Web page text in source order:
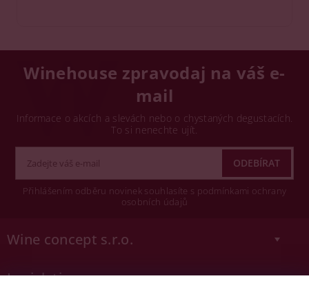
Winehouse zpravodaj na váš e-
mail
Informace o akcích a slevách nebo o chystaných degustacích.
To si nenechte ujít.
Přihlášením odběru novinek souhlasíte s podmínkami ochrany
osobních údajů
Wine concept s.r.o.
Legislativa